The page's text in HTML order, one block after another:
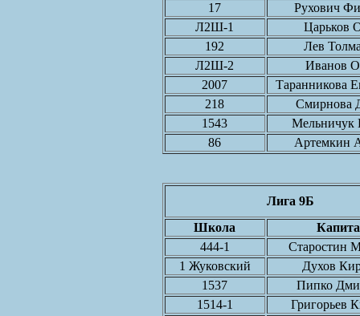
17
Рухович
Л2Ш-1
Царьков
192
Лев
Л2Ш-2
Иванов
2007
Таранникова
218
Смирнова
1543
Мельничук
86
Артемкин
Лига 9Б
Школа
444-1
Старостин
1 Жуковский
Духов
1537
Пипко
1514-1
Григорьев